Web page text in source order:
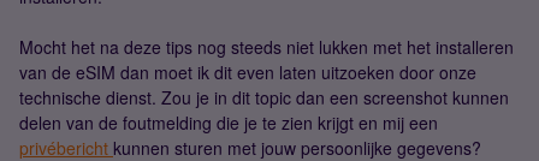
Mocht het na deze tips nog steeds niet lukken met het installeren
van de eSIM dan moet ik dit even laten uitzoeken door onze
technische dienst. Zou je in dit topic dan een screenshot kunnen
delen van de foutmelding die je te zien krijgt en mij een
privébericht kunnen sturen met jouw persoonlijke gegevens?